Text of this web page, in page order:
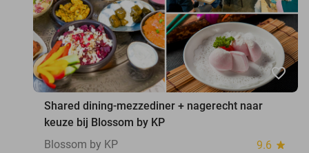
favorite_border
Shared dining-mezzediner + nagerecht naar
keuze bij Blossom by KP
Blossom by KP
9.6 star